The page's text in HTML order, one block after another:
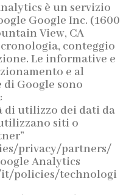
è un servizio
Google Inc. (1600
View, CA
conteggio
Le informative e
e al
di Google sono
di utilizzo dei dati da
siti o
privacy/partners/
Analytics
policies/technologi